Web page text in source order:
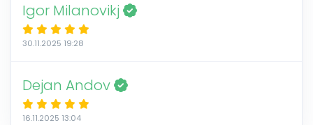
Igor Milanovikj
30.11.2025 19:28
Dejan Andov
16.11.2025 13:04